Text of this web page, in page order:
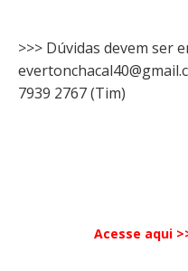
>>> Dúvidas devem ser
7939 2767 (Tim)
Acesse aqui